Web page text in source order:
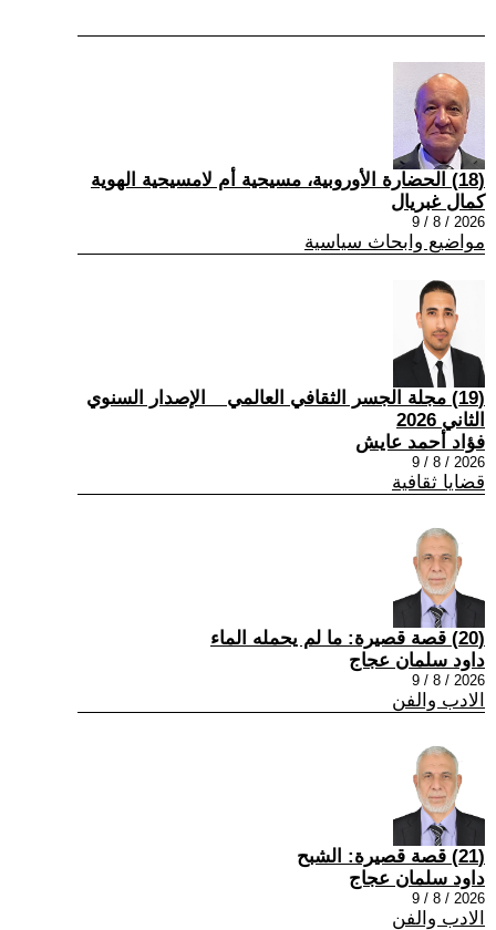
(18) الحضارة الأوروبية، مسيحية أم لامسيحية الهوية
كمال غبريال
2026 / 8 / 9
مواضيع وابحاث سياسية
(19) مجلة الجسر الثقافي العالمي _ الإصدار السنوي
الثاني 2026
فؤاد أحمد عايش
2026 / 8 / 9
قضايا ثقافية
(20) قصة قصيرة: ما لم يحمله الماء
داود سلمان عجاج
2026 / 8 / 9
الادب والفن
(21) قصة قصيرة: الشبح
داود سلمان عجاج
2026 / 8 / 9
الادب والفن